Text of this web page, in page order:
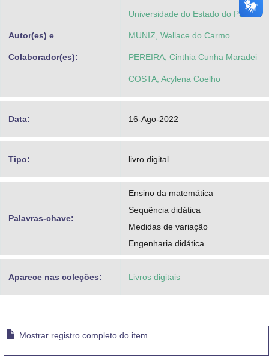
Autor(es) e
Colaborador(es):
Universidade do Estado do Pará
MUNIZ, Wallace do Carmo
PEREIRA, Cinthia Cunha Maradei
COSTA, Acylena Coelho
Data: 16-Ago-2022
Tipo: livro digital
Palavras-chave:
Ensino da matemática
Sequência didática
Medidas de variação
Engenharia didática
Aparece nas coleções: Livros digitais
Mostrar registro completo do item